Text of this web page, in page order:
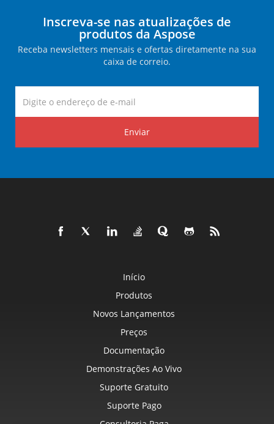
Inscreva-se nas atualizações de
produtos da Aspose
Receba newsletters mensais e ofertas diretamente na sua
caixa de correio.
Enviar
Início
Produtos
Novos Lançamentos
Preços
Documentação
Demonstrações Ao Vivo
Suporte Gratuito
Suporte Pago